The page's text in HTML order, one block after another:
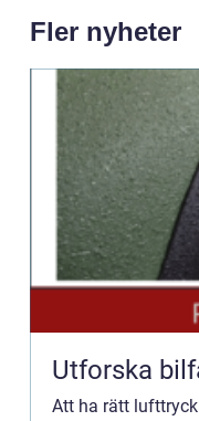
Fler nyheter
Utforska
Att ha rätt